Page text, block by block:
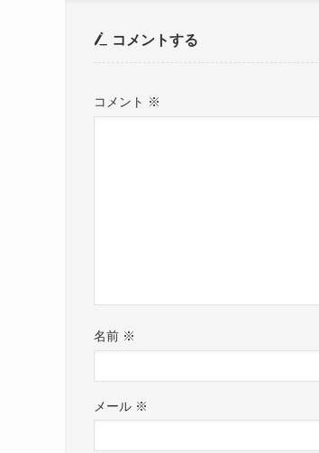
コメントする
コメント ※
名前 ※
メール ※